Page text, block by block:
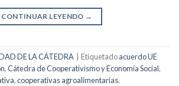
CONTINUAR LEYENDO →
DE LA CÁTEDRA Etiquetadoacuerdo UE
,Cátedra de Cooperativismo y Economía Social,
,cooperativas agroalimentarias,